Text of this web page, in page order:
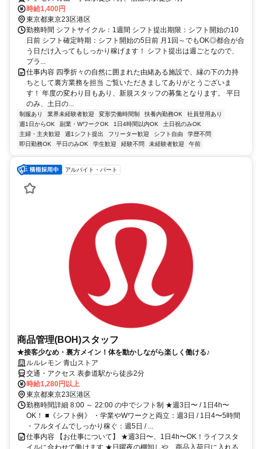
時給1,400円
東京都東京23区港区
勤務時間 シフトサイクル：1週間 シフト提出期限：シフト開始の10
日前 シフト確定時期：シフト開始の5日前 月1回～でもOK◎都合が合
う日だけ入ってもしっかり稼げます！ シフト提出は週ごとなので、
プラ...
仕事内容 四季折々の自然に囲まれた由緒ある施設で、縁の下の力持
ちとして裏方業務を担当 ご覧いただきましてありがとうございま
す！ 年度の変わり目もあり、新規スタッフの募集となります。 平日
のみ、土日の...
制服あり 業界未経験者歓迎 変形労働時間制 扶養内勤務OK
社員登用あり
週1日からOK
副業・WワークOK 1日4時間以内OK
土日祝のみOK
主婦・主夫歓迎
週1シフト提出 フリーター歓迎 シフト自由
学歴不問
即日勤務OK
平日のみOK 学生歓迎 経験不問 未経験者歓迎 午前
アルバイト・パート
商品管理(BOH)スタッフ
★接客少なめ・裏方メイン！体を動かしながら楽しく働ける♪
ルルレモン 青山ストア
交通・アクセス 表参道駅から徒歩2分
時給1,280円以上
東京都東京23区港区
勤務時間詳細 8:00 ～ 22:00 の中でシフト制 ★週3日〜 / 1日4h〜
OK！ ■《シフト例》 ・学業やWワークと両立：週3日 / 1日4〜5時間
・フルタイムでしっかり稼ぐ：週5日 / ...
仕事内容 【お仕事について】 ★週3日〜、1日4h〜OK！ライフスタ
イルに合わせて働けます ★日曜夜の棚卸しや、商品入荷日に入れる